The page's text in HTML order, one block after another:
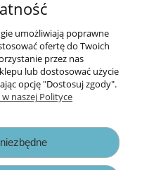
umożliwiają poprawne
ofertę do Twoich
przez nas
lub dostosować użycie
opcję "Dostosuj zgody".
naszej Polityce